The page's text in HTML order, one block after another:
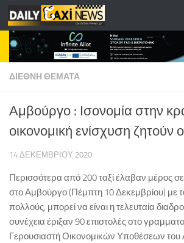
Skip to content
ΔΙΕΘΝΗ ΘΕΜΑΤΑ
Αμβούργο : Ισονομία στην
οικονομική ενίσχυση ζητούν
14 ΔΕΚΕΜΒΡΊΟΥ 2020
Περισσότερα από 200 ταξί έλαβαν μέρος σε
στο Αμβούργο (Πέμπτη 10 Δεκεμβρίου) με
πολλούς, μπορεί να είναι η τελευταία
συνέχεια έριξαν 90 επιστολές στο
Γερουσιαστή Οικονομικών Υποθέσεων